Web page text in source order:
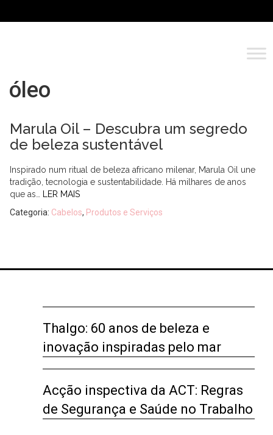
óleo
Marula Oil – Descubra um segredo
de beleza sustentável
Inspirado num ritual de beleza africano milenar, Marula Oil une
tradição, tecnologia e sustentabilidade. Há milhares de anos
que as…
LER MAIS
Categoria: Cabelos, Produtos e Serviços
Thalgo: 60 anos de beleza e
inovação inspiradas pelo mar
Acção inspectiva da ACT: Regras
de Segurança e Saúde no Trabalho